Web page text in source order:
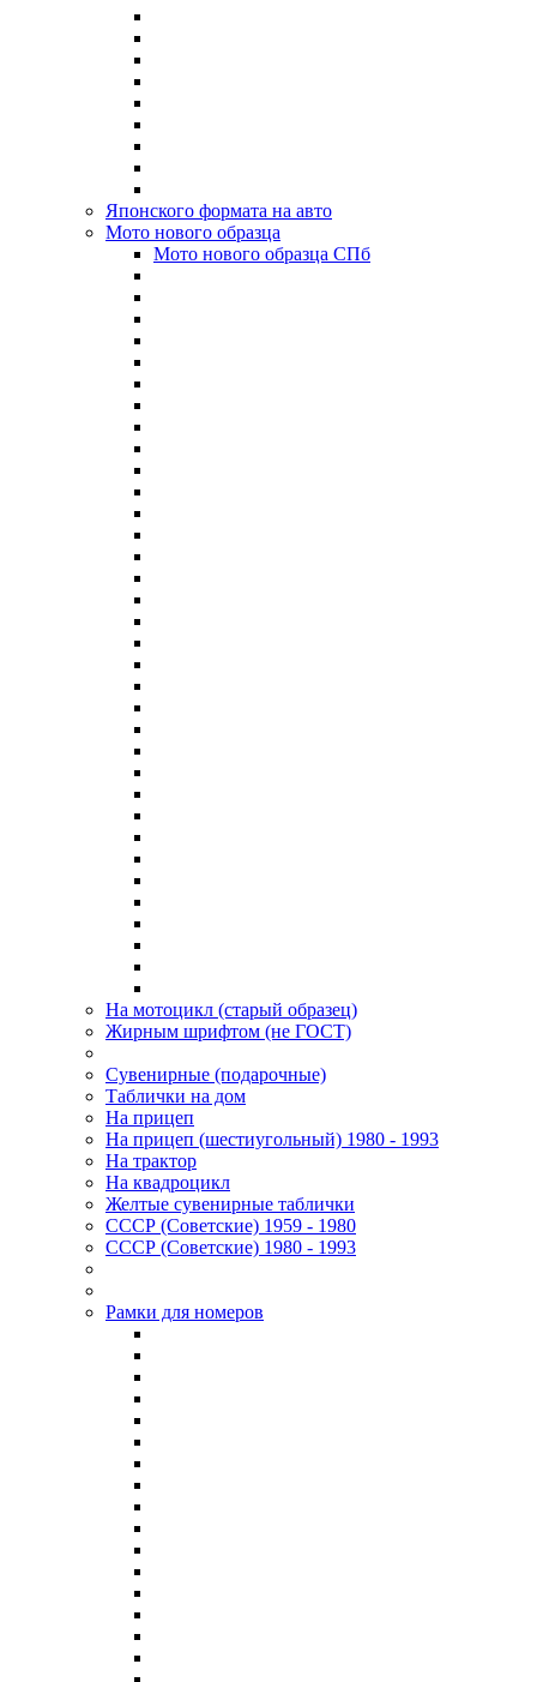
Японского формата на авто
Мото нового образца
Мото нового образца СПб
На мотоцикл (старый образец)
Жирным шрифтом (не ГОСТ)
Сувенирные (подарочные)
Таблички на дом
На прицеп
На прицеп (шестиугольный) 1980 - 1993
На трактор
На квадроцикл
Желтые сувенирные таблички
СССР (Советские) 1959 - 1980
СССР (Советские) 1980 - 1993
Рамки для номеров